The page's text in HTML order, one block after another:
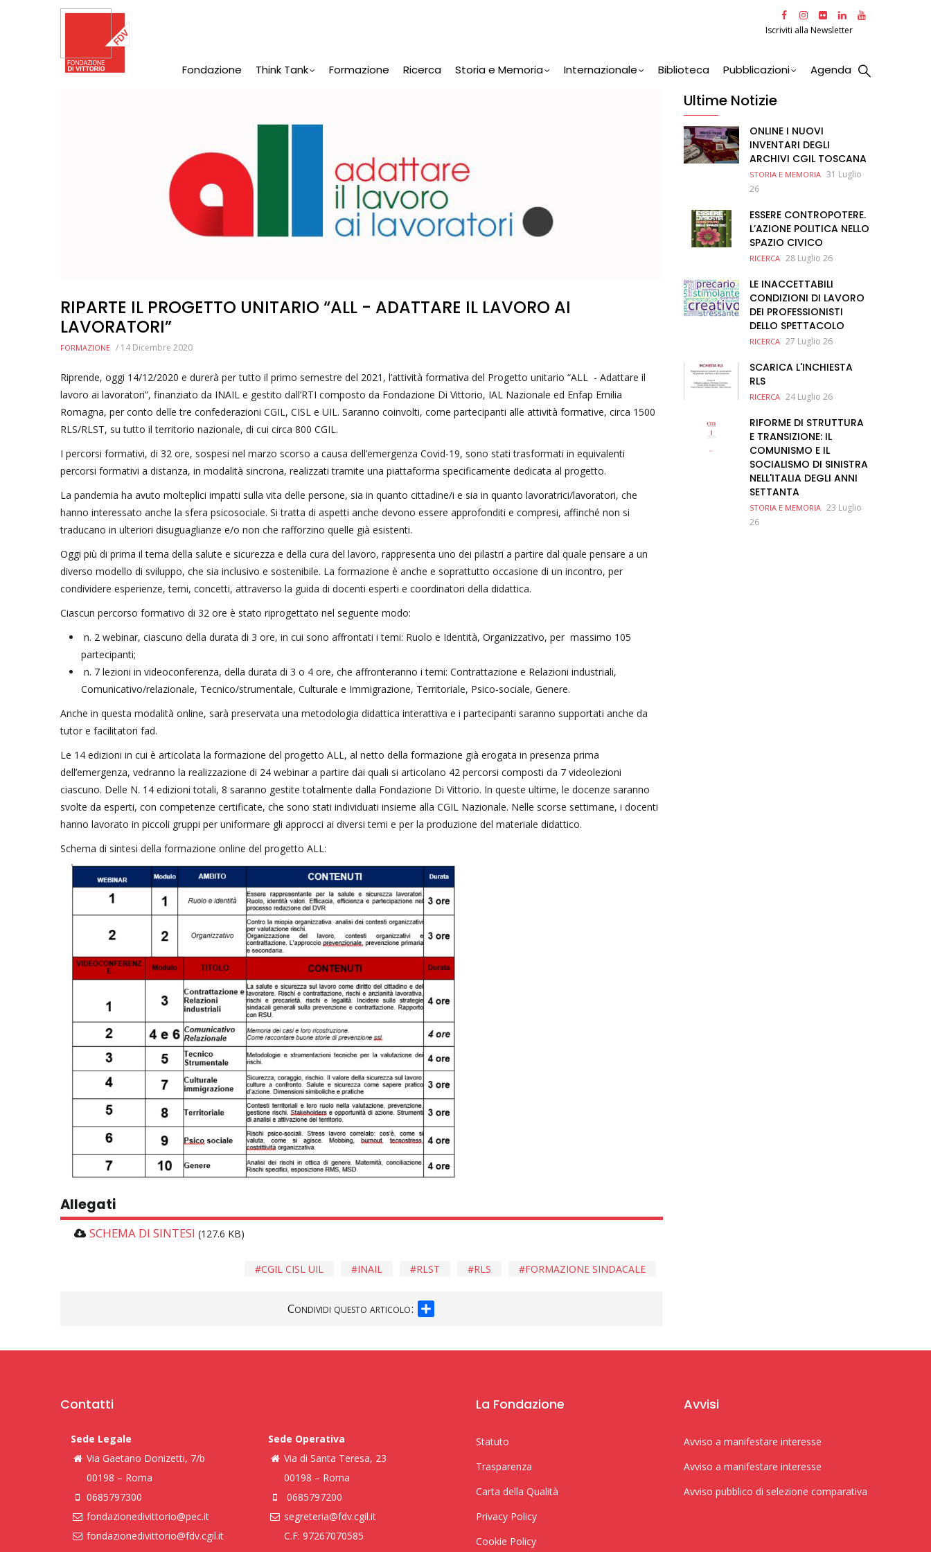
Iscriviti alla Newsletter
Fondazione Think Tank Formazione Ricerca Storia e Memoria Internazionale Biblioteca Pubblicazioni Agenda
RIPARTE IL PROGETTO UNITARIO “ALL - ADATTARE IL LAVORO AI
LAVORATORI”
FORMAZIONE / 14 Dicembre 2020
Riprende, oggi 14/12/2020 e durerà per tutto il primo semestre del 2021, l’attività formativa del Progetto unitario “ALL - Adattare il
lavoro ai lavoratori”, finanziato da INAIL e gestito dall’RTI composto da Fondazione Di Vittorio, IAL Nazionale ed Enfap Emilia
Romagna, per conto delle tre confederazioni CGIL, CISL e UIL. Saranno coinvolti, come partecipanti alle attività formative, circa 1500
RLS/RLST, su tutto il territorio nazionale, di cui circa 800 CGIL.
I percorsi formativi, di 32 ore, sospesi nel marzo scorso a causa dell’emergenza Covid-19, sono stati trasformati in equivalenti
percorsi formativi a distanza, in modalità sincrona, realizzati tramite una piattaforma specificamente dedicata al progetto.
La pandemia ha avuto molteplici impatti sulla vita delle persone, sia in quanto cittadine/i e sia in quanto lavoratrici/lavoratori, che
hanno interessato anche la sfera psicosociale. Si tratta di aspetti anche devono essere approfonditi e compresi, affinché non si
traducano in ulteriori disuguaglianze e/o non che rafforzino quelle già esistenti.
Oggi più di prima il tema della salute e sicurezza e della cura del lavoro, rappresenta uno dei pilastri a partire dal quale pensare a un
diverso modello di sviluppo, che sia inclusivo e sostenibile. La formazione è anche e soprattutto occasione di un incontro, per
condividere esperienze, temi, concetti, attraverso la guida di docenti esperti e coordinatori della didattica.
Ciascun percorso formativo di 32 ore è stato riprogettato nel seguente modo:
n. 2 webinar, ciascuno della durata di 3 ore, in cui sono affrontati i temi: Ruolo e Identità, Organizzativo, per massimo 105
partecipanti;
n. 7 lezioni in videoconferenza, della durata di 3 o 4 ore, che affronteranno i temi: Contrattazione e Relazioni industriali,
Comunicativo/relazionale, Tecnico/strumentale, Culturale e Immigrazione, Territoriale, Psico-sociale, Genere.
Anche in questa modalità online, sarà preservata una metodologia didattica interattiva e i partecipanti saranno supportati anche da
tutor e facilitatori fad.
Le 14 edizioni in cui è articolata la formazione del progetto ALL, al netto della formazione già erogata in presenza prima
dell’emergenza, vedranno la realizzazione di 24 webinar a partire dai quali si articolano 42 percorsi composti da 7 videolezioni
ciascuno. Delle N. 14 edizioni totali, 8 saranno gestite totalmente dalla Fondazione Di Vittorio. In queste ultime, le docenze saranno
svolte da esperti, con competenze certificate, che sono stati individuati insieme alla CGIL Nazionale. Nelle scorse settimane, i docenti
hanno lavorato in piccoli gruppi per uniformare gli approcci ai diversi temi e per la produzione del materiale didattico.
Schema di sintesi della formazione online del progetto ALL:
Allegati
SCHEMA DI SINTESI (127.6 KB)
FORMAZIONE SINDACALE
RLS
RLST
INAIL
CGIL CISL UIL
Condividi questo articolo:
Ultime Notizie
ONLINE I NUOVI
INVENTARI DEGLI
ARCHIVI CGIL TOSCANA
STORIA E MEMORIA 31 Luglio
26
ESSERE CONTROPOTERE.
L’AZIONE POLITICA NELLO
SPAZIO CIVICO
RICERCA 28 Luglio 26
LE INACCETTABILI
CONDIZIONI DI LAVORO
DEI PROFESSIONISTI
DELLO SPETTACOLO
RICERCA 27 Luglio 26
SCARICA L'INCHIESTA
RLS
RICERCA 24 Luglio 26
RIFORME DI STRUTTURA
E TRANSIZIONE: IL
COMUNISMO E IL
SOCIALISMO DI SINISTRA
NELL'ITALIA DEGLI ANNI
SETTANTA
STORIA E MEMORIA 23 Luglio
26
Contatti
Sede Legale
Via Gaetano Donizetti, 7/b
00198 – Roma
0685797300
fondazionedivittorio@pec.it
fondazionedivittorio@fdv.cgil.it
Sede Operativa
Via di Santa Teresa, 23
00198 – Roma
0685797200
segreteria@fdv.cgil.it
C.F: 97267070585
La Fondazione
Statuto
Trasparenza
Carta della Qualità
Privacy Policy
Cookie Policy
Avvisi
Avviso a manifestare interesse
Avviso a manifestare interesse
Avviso pubblico di selezione comparativa